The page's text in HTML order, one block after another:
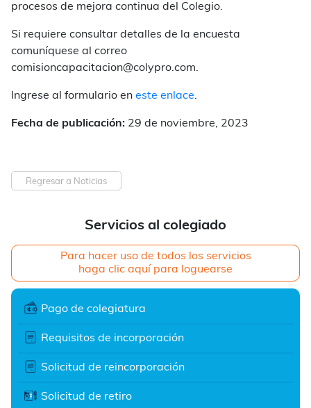
Servicios al colegiado
Para hacer uso de todos los servicios
haga clic aquí para loguearse
Pago de colegiatura
Requisitos de incorporación
Solicitud de reincorporación
Solicitud de retiro
procesos de mejora continua del Colegio.
Si requiere consultar detalles de la encuesta
comuníquese al correo
comisioncapacitacion@colypro.com.
Ingrese al formulario en este enlace.
Fecha de publicación: 29 de noviembre, 2023
Regresar a Noticias